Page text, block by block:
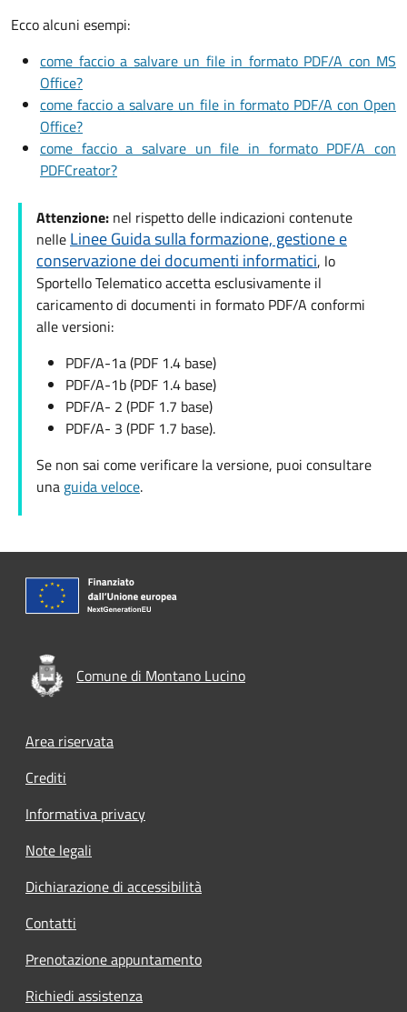
Ecco alcuni esempi:
come faccio a salvare un file in formato PDF/A con MS
Office?
come faccio a salvare un file in formato PDF/A con Open
Office?
come faccio a salvare un file in formato PDF/A con
PDFCreator?
Attenzione: nel rispetto delle indicazioni contenute
nelle Linee Guida sulla formazione, gestione e
conservazione dei documenti informatici, lo
Sportello Telematico accetta esclusivamente il
caricamento di documenti in formato PDF/A conformi
alle versioni:
PDF/A-1a (PDF 1.4 base)
PDF/A-1b (PDF 1.4 base)
PDF/A- 2 (PDF 1.7 base)
PDF/A- 3 (PDF 1.7 base).
Se non sai come verificare la versione, puoi consultare
una guida veloce.
Comune di Montano Lucino
Footer menu
Area riservata
Crediti
Informativa privacy
Note legali
Dichiarazione di accessibilità
Contatti
Prenotazione appuntamento
Richiedi assistenza